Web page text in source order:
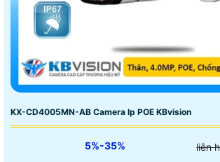
KX-CD4005MN-AB Camera Ip POE KBvision
5%-35% liên